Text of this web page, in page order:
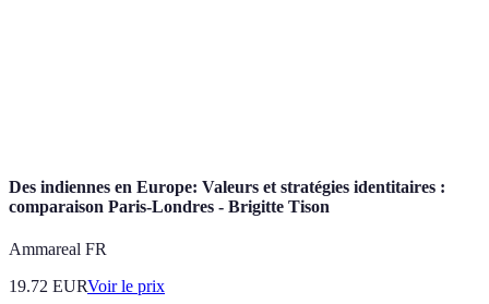
Des indiennes en Europe: Valeurs et stratégies identitaires :
comparaison Paris-Londres - Brigitte Tison
Ammareal FR
19.72 EURVoir le prix